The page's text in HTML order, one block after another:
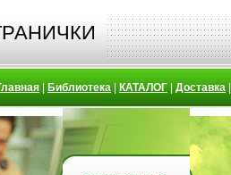
Библиотека КАТАЛОГ Доставка